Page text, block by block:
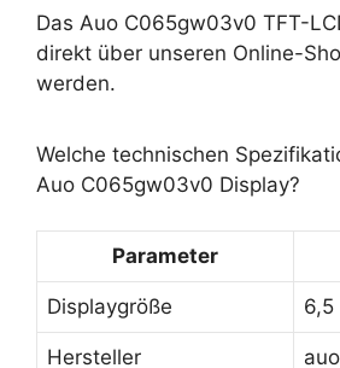
Das Auo C065gw03v0 TFT-
direkt über unseren Online-
werden.
Welche technischen
Auo C065gw03v0 Display?
Parameter
Displaygröße 6,5
Hersteller auo